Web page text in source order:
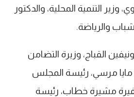
وزير التنمية المحلية، والدكتور
والرياضة.
القباج، وزيرة التضامن
مايا مرسي، رئيسة المجلس
مشيرة خطاب، رئيسة